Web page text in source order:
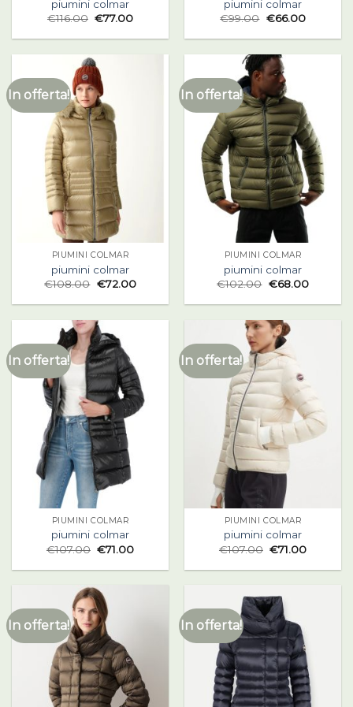
piumini colmar
€116.00 €77.00
piumini colmar
€99.00 €66.00
In offerta!
PIUMINI COLMAR
piumini colmar
€108.00 €72.00
In offerta!
PIUMINI COLMAR
piumini colmar
€102.00 €68.00
In offerta!
PIUMINI COLMAR
piumini colmar
€107.00 €71.00
In offerta!
PIUMINI COLMAR
piumini colmar
€107.00 €71.00
In offerta! In offerta!